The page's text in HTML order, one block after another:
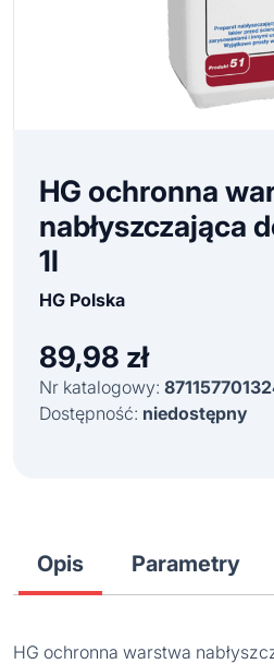
HG ochronna
nabłyszczająca
1l
HG Polska
89,98 zł
Nr katalogowy:
Dostępność: niedostępny
Opis Parametry
HG ochronna warstwa